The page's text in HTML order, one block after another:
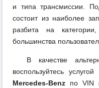
и типа трансмиссии.
состоит из наиболее
разбита на
большинства
В качестве
воспользуйтесь
Mercedes-Benz по VIN